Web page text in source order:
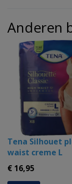
Anderen
Tena Silhouet
waist creme L
€ 16,95